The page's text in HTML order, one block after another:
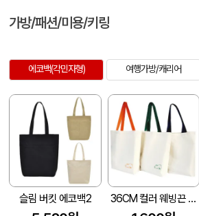
가방/패션/미용/키링
에코백(각민자형) 여행가방/캐리어
슬림 버킷 에코백2 36CM 컬러 웨빙끈 캔버스 밑면 숄더 토트백